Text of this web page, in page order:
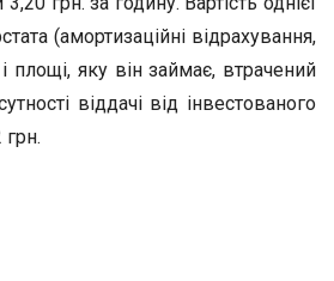
(амортизаційні відрахування,
площі, яку він займає, втрачений
віддачі від інвестованого
грн.